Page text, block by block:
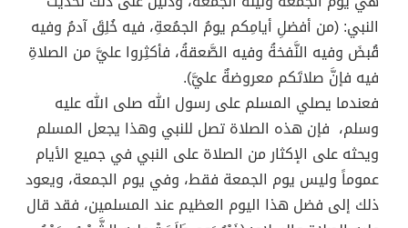
النبي: (من أفضلِ أيامِكم يومُ الجمُعةِ، فيه خُلِقَ آدمُ وفيه
قُبضَ وفيه النَّفخةُ وفيه الصَّعقةُ، فأكثِروا عليَّ من الصلاةِ
فيه فإنَّ صلاتَكم معروضةٌ عليَّ).
فعندما يصلي المسلم على رسول الله صلى الله عليه
وسلم، فإن هذه الصلاة تصل للنبي وهذا يجعل المسلم
ويحثه على الإكثار من الصلاة على النبي في جميع الأيام
عموماً وليس يوم الجمعة فقط، وفي يوم الجمعة، ويعود
ذلك إلى فضل هذا اليوم العظيم عند المسلمين، فقد قال